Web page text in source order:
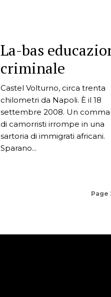
La-bas
criminale
Castel Volturno, circa trenta
chilometri da Napoli. È il 18
settembre 2008. Un
di camorristi irrompe in una
sartoria di immigrati africani.
Sparano...
Page